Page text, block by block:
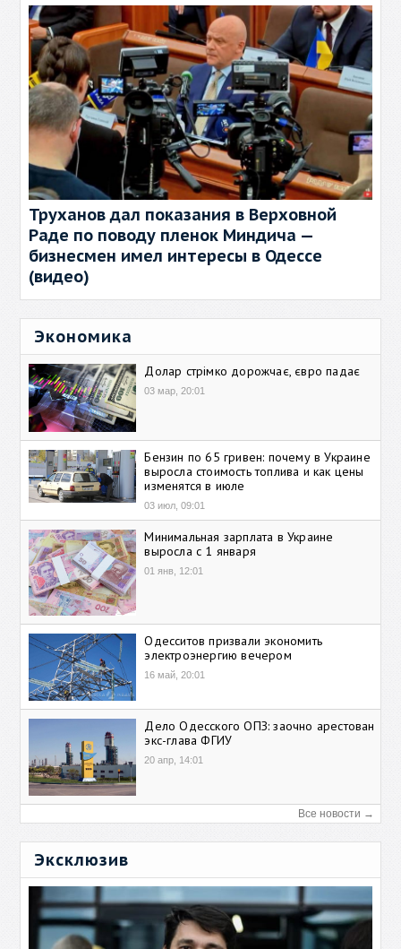
Труханов дал показания в Верховной
Раде по поводу пленок Миндича —
бизнесмен имел интересы в Одессе
(видео)
Экономика
Долар стрімко дорожчає, євро падає
03 мар, 20:01
Бензин по 65 гривен: почему в Украине
выросла стоимость топлива и как цены
изменятся в июле
03 июл, 09:01
Минимальная зарплата в Украине
выросла с 1 января
01 янв, 12:01
Одесситов призвали экономить
электроэнергию вечером
16 май, 20:01
Дело Одесского ОПЗ: заочно арестован
экс-глава ФГИУ
20 апр, 14:01
Все новости →
Эксклюзив